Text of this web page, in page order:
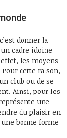
donner la
cadre idoine
effet, les moyens
cette raison,
club ou de se
Ainsi, pour les
une
du plaisir en
bonne forme